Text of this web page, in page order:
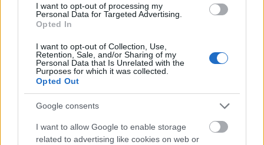
I want to opt-out of processing my
Personal Data for Targeted Advertising.
Opted In
I want to opt-out of Collection, Use,
Retention, Sale, and/or Sharing of my
Personal Data that Is Unrelated with the
Purposes for which it was collected.
Opted Out
Google consents
I want to allow Google to enable storage
related to advertising like cookies on web or